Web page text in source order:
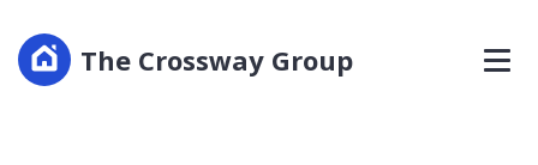
The Crossway Group